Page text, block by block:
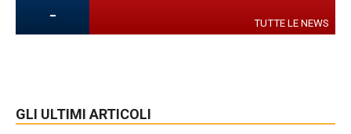
- TUTTE LE NEWS
GLI ULTIMI ARTICOLI